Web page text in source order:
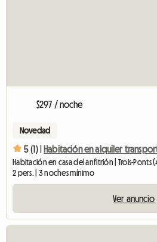
$297 / noche
Novedad
5 (1) | Habitación en alquiler
Habitación en casa del anfitrión | Trois-Ponts
2 pers. | 3 noches mínimo
Ver anuncio